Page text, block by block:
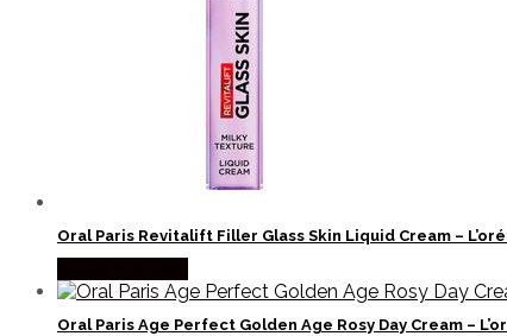
Oral Paris Revitalift Filler Glass Skin Liquid Cream –
Oral Paris Age Perfect Golden Age Rosy Day Cream –